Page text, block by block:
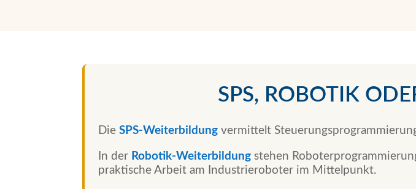
SPS, ROBOTIK
DieSPS-Weiterbildung vermittelt
In der Robotik-Weiterbildung stehen
praktische Arbeit am Industrieroboter im Mittelpunkt.